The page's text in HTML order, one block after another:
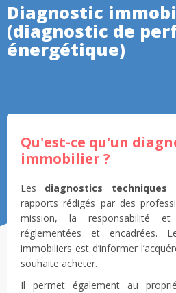
Diagnostic
(diagnostic de
énergétique)
Qu'est-ce qu'un
immobilier ?
Les diagnostics techniques
rapports rédigés par des
mission, la responsabilité
réglementées et encadrées.
immobiliers est d’informer
souhaite acheter.
Il permet également au